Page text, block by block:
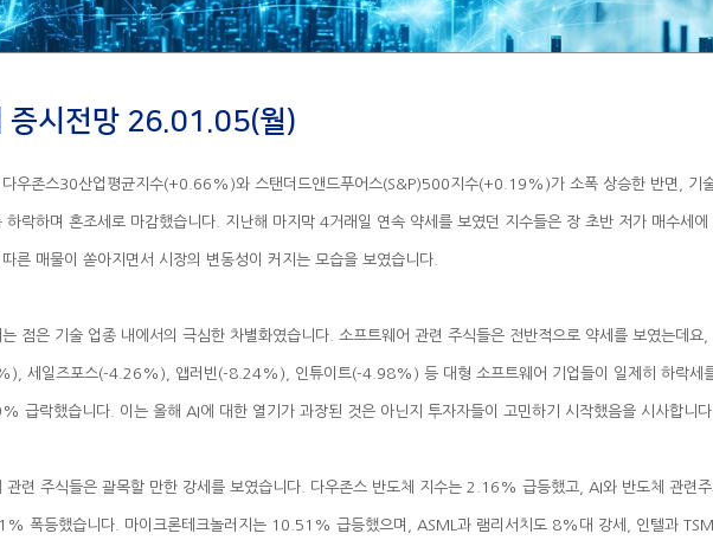
증시전망 26.01.05(월)
른 매물이 쏟아지면서 시장의 변동성이 커지는 모습을 보였습니다.
급락했습니다. 이는 올해 AI에 대한 열기가 과장된 것은 아닌지 투자자들이 고민하기 시작했음을 시사합니다.